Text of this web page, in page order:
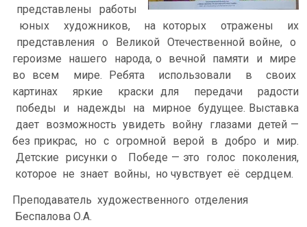
представлены работы
юных художников, на которых отражены их
представления о Великой Отечественной войне, о
героизме нашего народа, о вечной памяти и мире
во всем мире. Ребята использовали в своих
картинах яркие краски для передачи радости
победы и надежды на мирное будущее. Выставка
дает возможность увидеть войну глазами детей —
без прикрас, но с огромной верой в добро и мир.
Детские рисунки о Победе — это голос поколения,
которое не знает войны, но чувствует её сердцем.
Преподаватель художественного отделения
Беспалова О.А.